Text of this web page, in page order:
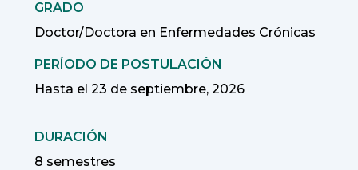
GRADO
Doctor/Doctora en Enfermedades Crónicas
PERÍODO DE POSTULACIÓN
Hasta el 23 de septiembre, 2026
DURACIÓN
8 semestres